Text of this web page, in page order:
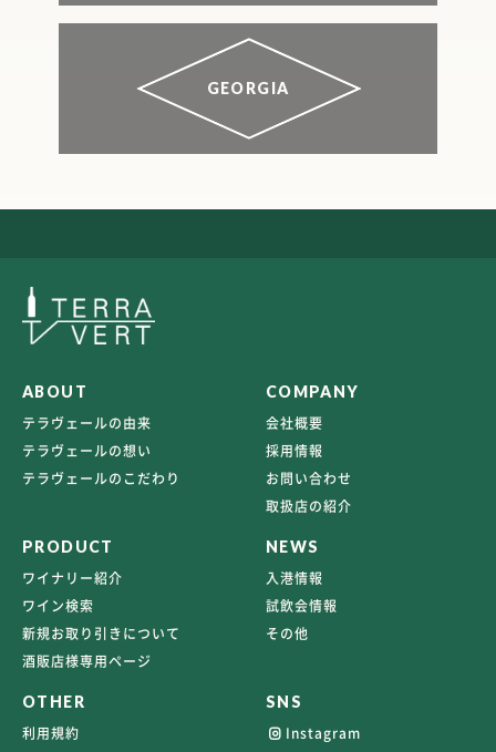
GEORGIA
ABOUT
テラヴェールの由来
テラヴェールの想い
テラヴェールのこだわり
COMPANY
会社概要
採用情報
お問い合わせ
取扱店の紹介
PRODUCT
ワイナリー紹介
ワイン検索
新規お取り引きについて
酒販店様専用ページ
NEWS
入港情報
試飲会情報
その他
OTHER
利用規約
SNS
Instagram